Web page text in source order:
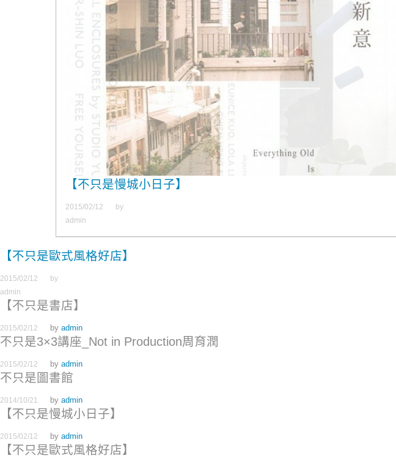
【不只是慢城小日子】
2015/02/12
by
admin
【不只是歐式風格好店】
2015/02/12
by
admin
【不只是書店】
2015/02/12 by admin
不只是3×3講座_Not in Production周育潤
2015/02/12 by admin
不只是圖書館
2014/10/21 by admin
【不只是慢城小日子】
2015/02/12 by admin
【不只是歐式風格好店】